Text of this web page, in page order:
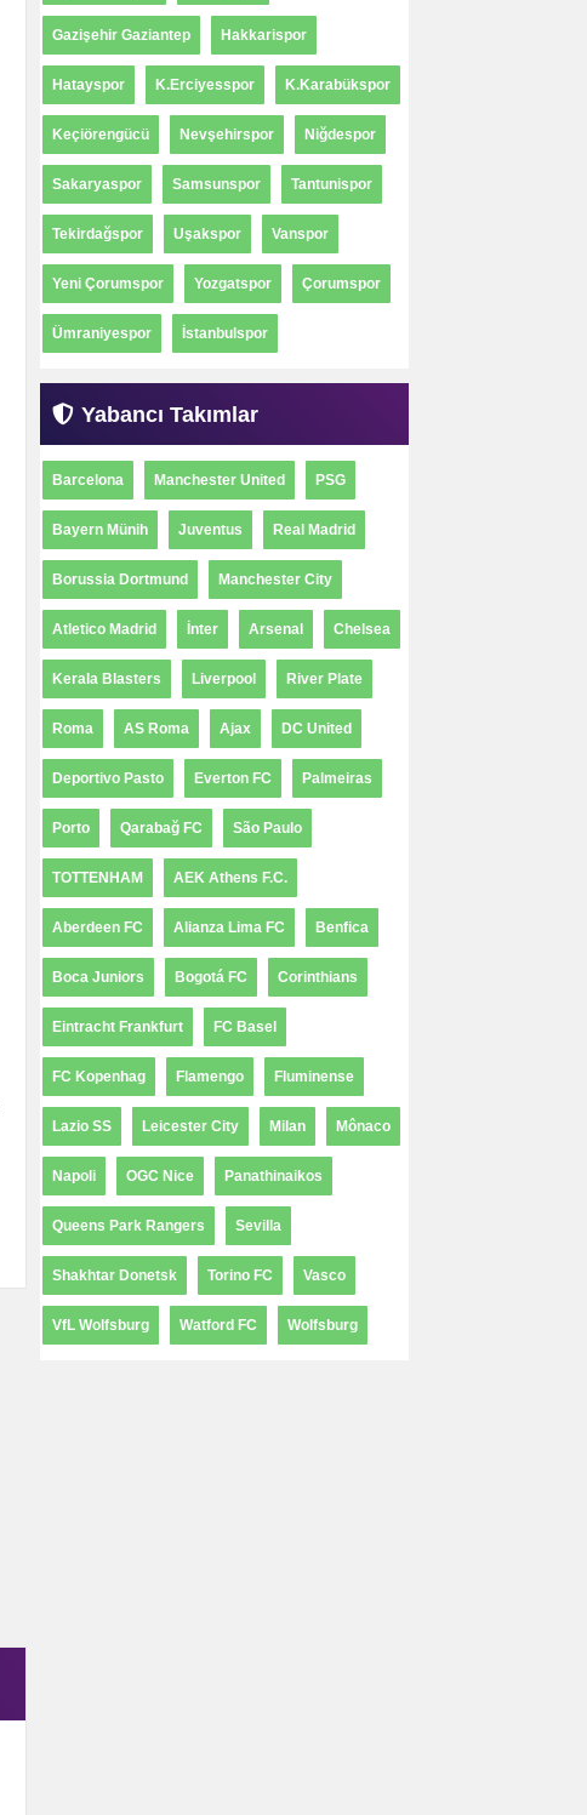
Gazişehir Gaziantep Hakkarispor
Hatayspor K.Erciyesspor K.Karabükspor
Keçiörengücü Nevşehirspor Niğdespor
Sakaryaspor Samsunspor Tantunispor
Tekirdağspor Uşakspor Vanspor
Yeni Çorumspor Yozgatspor Çorumspor
Ümraniyespor İstanbulspor
Yabancı Takımlar
Barcelona Manchester United PSG
Bayern Münih Juventus Real Madrid
Borussia Dortmund Manchester City
Atletico Madrid İnter Arsenal Chelsea
Kerala Blasters Liverpool River Plate
Roma AS Roma Ajax DC United
Deportivo Pasto Everton FC Palmeiras
Porto Qarabağ FC São Paulo
TOTTENHAM AEK Athens F.C.
Aberdeen FC Alianza Lima FC Benfica
Boca Juniors Bogotá FC Corinthians
Eintracht Frankfurt FC Basel
FC Kopenhag Flamengo Fluminense
Lazio SS Leicester City Milan Mônaco
Napoli OGC Nice Panathinaikos
Queens Park Rangers Sevilla
Shakhtar Donetsk Torino FC Vasco
VfL Wolfsburg Watford FC Wolfsburg